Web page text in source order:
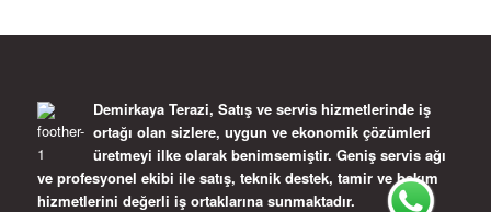
Demirkaya Terazi, Satış ve servis hizmetlerinde iş
ortağı olan sizlere, uygun ve ekonomik çözümleri
üretmeyi ilke olarak benimsemiştir. Geniş servis ağı
ve profesyonel ekibi ile satış, teknik destek, tamir ve bakım
hizmetlerini değerli iş ortaklarına sunmaktadır.